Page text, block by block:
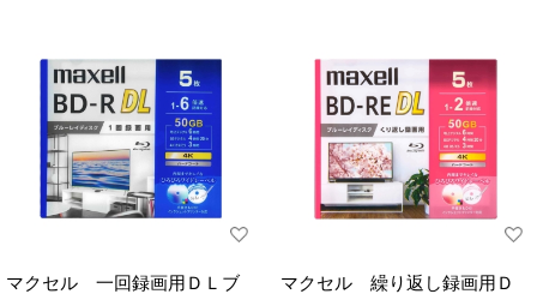
マクセル 一回録画用ＤＬブ
マクセル 繰り返し録画用Ｄ